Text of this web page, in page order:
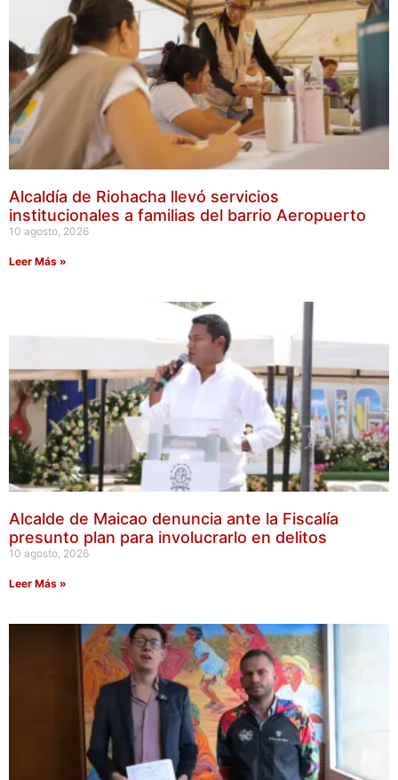
Alcaldía de Riohacha llevó servicios
institucionales a familias del barrio Aeropuerto
10 agosto, 2026
Leer Más »
Alcalde de Maicao denuncia ante la Fiscalía
presunto plan para involucrarlo en delitos
10 agosto, 2026
Leer Más »